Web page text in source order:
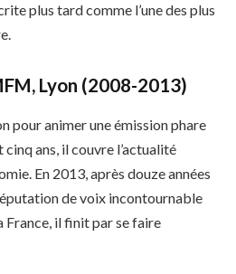
plus tard comme l’une des plus
Lyon (2008-2013)
pour animer une émission phare
ans, il couvre l’actualité
En 2013, après douze années
de voix incontournable
France, il finit par se faire